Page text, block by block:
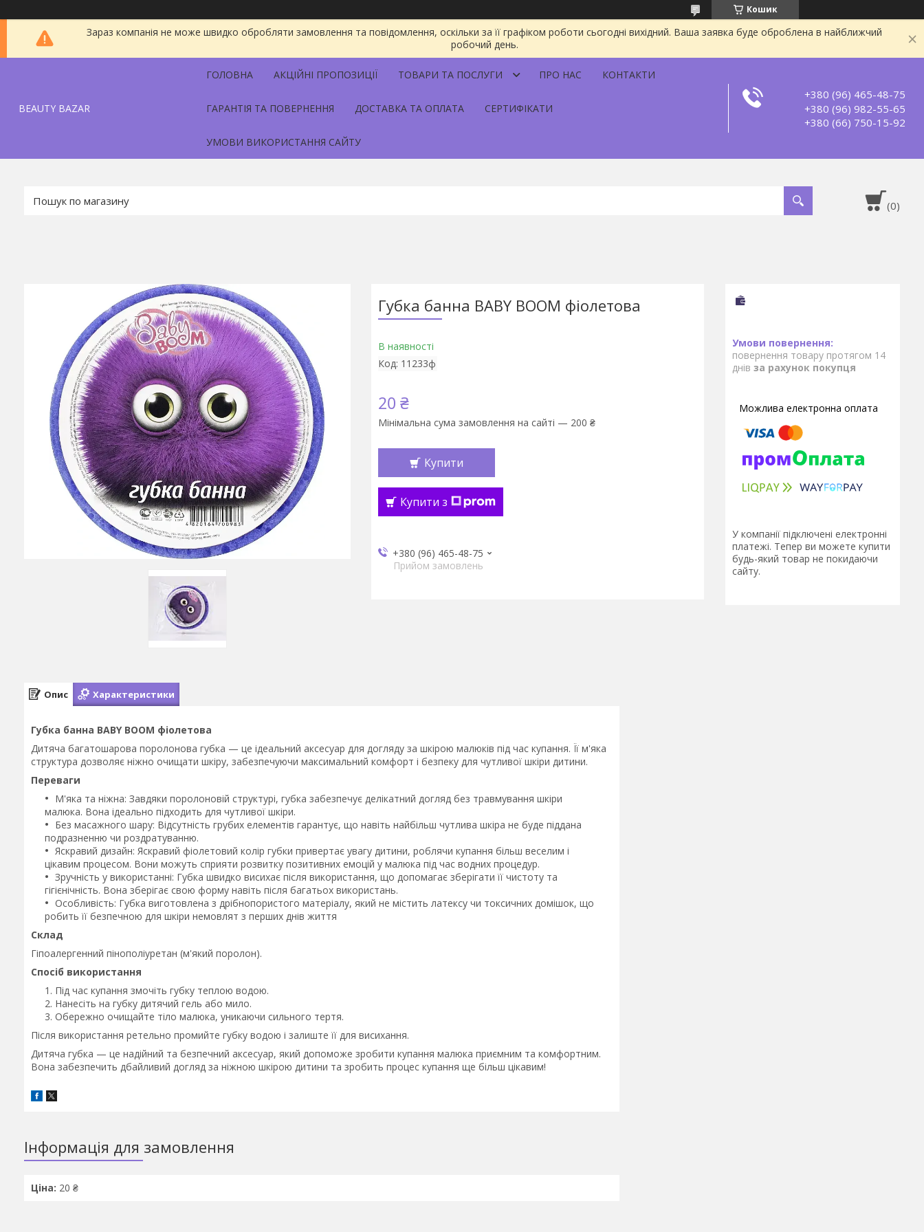
Кошик
Зараз компанія не може швидко обробляти замовлення та повідомлення, оскільки за її графіком роботи сьогодні вихідний. Ваша заявка буде оброблена в найближчий
робочий день.
BEAUTY BAZAR
ГОЛОВНА АКЦІЙНІ ПРОПОЗИЦІЇ ТОВАРИ ТА ПОСЛУГИ ПРО НАС КОНТАКТИ
ГАРАНТІЯ ТА ПОВЕРНЕННЯ ДОСТАВКА ТА ОПЛАТА СЕРТИФІКАТИ
УМОВИ ВИКОРИСТАННЯ САЙТУ
+380 (96) 465-48-75
+380 (96) 982-55-65
+380 (66) 750-15-92
Губка банна BABY BOOM фіолетова
В наявності
Код: 11233ф
20 ₴
Мінімальна сума замовлення на сайті — 200 ₴
Купити
Купити з
+380 (96) 465-48-75
Прийом замовлень
повернення товару протягом 14
днів за рахунок покупця
У компанії підключені електронні
платежі. Тепер ви можете купити
будь-який товар не покидаючи
сайту.
Опис Характеристики
Губка банна BABY BOOM фіолетова
Дитяча багатошарова поролонова губка — це ідеальний аксесуар для догляду за шкірою малюків під час купання. Її м'яка
структура дозволяє ніжно очищати шкіру, забезпечуючи максимальний комфорт і безпеку для чутливої шкіри дитини.
Переваги
М'яка та ніжна: Завдяки поролоновій структурі, губка забезпечує делікатний догляд без травмування шкіри
малюка. Вона ідеально підходить для чутливої шкіри.
Без масажного шару: Відсутність грубих елементів гарантує, що навіть найбільш чутлива шкіра не буде піддана
подразненню чи роздратуванню.
Яскравий дизайн: Яскравий фіолетовий колір губки привертає увагу дитини, роблячи купання більш веселим і
цікавим процесом. Вони можуть сприяти розвитку позитивних емоцій у малюка під час водних процедур.
Зручність у використанні: Губка швидко висихає після використання, що допомагає зберігати її чистоту та
гігієнічність. Вона зберігає свою форму навіть після багатьох використань.
Особливість: Губка виготовлена з дрібнопористого матеріалу, який не містить латексу чи токсичних домішок, що
робить її безпечною для шкіри немовлят з перших днів життя
Склад
Гіпоалергенний пінополіуретан (м'який поролон).
Спосіб використання
Під час купання змочіть губку теплою водою.
Нанесіть на губку дитячий гель або мило.
Обережно очищайте тіло малюка, уникаючи сильного тертя.
Після використання ретельно промийте губку водою і залиште її для висихання.
Дитяча губка — це надійний та безпечний аксесуар, який допоможе зробити купання малюка приємним та комфортним.
Вона забезпечить дбайливий догляд за ніжною шкірою дитини та зробить процес купання ще більш цікавим!
Інформація для замовлення
Ціна: 20 ₴